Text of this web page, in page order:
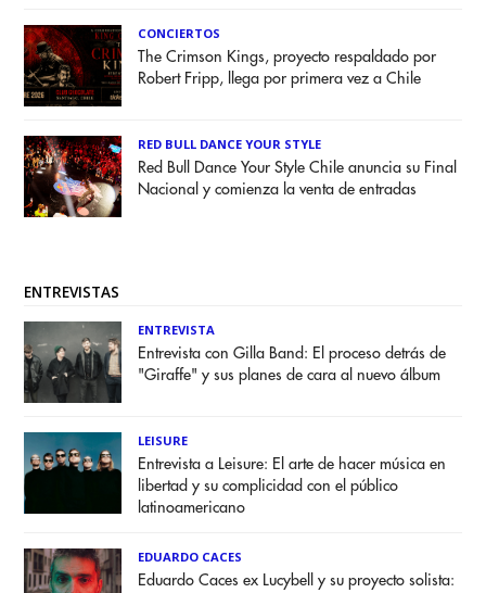
CONCIERTOS
The Crimson Kings, proyecto respaldado por
Robert Fripp, llega por primera vez a Chile
RED BULL DANCE YOUR STYLE
Red Bull Dance Your Style Chile anuncia su Final
Nacional y comienza la venta de entradas
ENTREVISTAS
ENTREVISTA
Entrevista con Gilla Band: El proceso detrás de
"Giraffe" y sus planes de cara al nuevo álbum
LEISURE
Entrevista a Leisure: El arte de hacer música en
libertad y su complicidad con el público
latinoamericano
EDUARDO CACES
Eduardo Caces ex Lucybell y su proyecto solista: